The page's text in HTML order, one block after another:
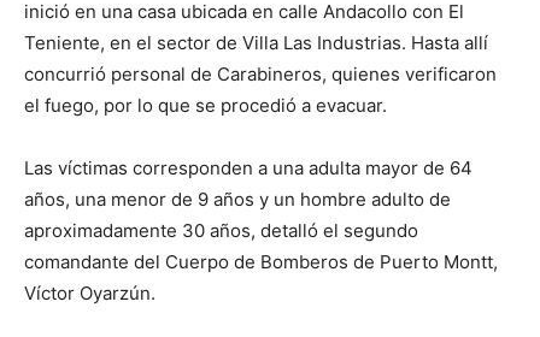
inició en una casa ubicada en calle Andacollo con El
Teniente, en el sector de Villa Las Industrias. Hasta allí
concurrió personal de Carabineros, quienes verificaron
el fuego, por lo que se procedió a evacuar.
Las víctimas corresponden a una adulta mayor de 64
años, una menor de 9 años y un hombre adulto de
aproximadamente 30 años, detalló el segundo
comandante del Cuerpo de Bomberos de Puerto Montt,
Víctor Oyarzún.